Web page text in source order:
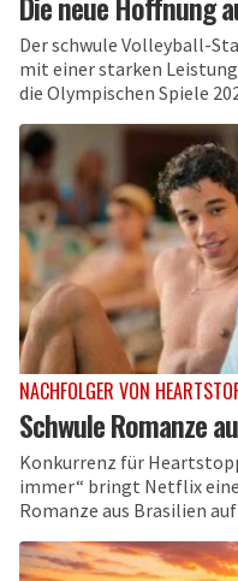
Der schwule Volleyball-
mit einer starken
die Olympischen Spiele
NACHFOLGER VON
Schwule Romanze
Konkurrenz für
immer“ bringt Netflix
Romanze aus Brasilien